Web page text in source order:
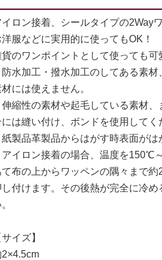
イロン接着、シールタイプの2Wayワ
洋服などに実用的に使ってもOK！
のワンポイントとして使っても可
防水加工・撥水加工のしてある素
には使えません。
伸縮性の素材や起毛している素材
は縫い付け、ボンドを使用してく
紙製品革製品からはがす時表面がは
アイロン接着の場合、温度を150℃
て布の上からワッペンの隅々まで約
し付けます。その後熱が完全に冷め
サイズ】
2×4.5cm